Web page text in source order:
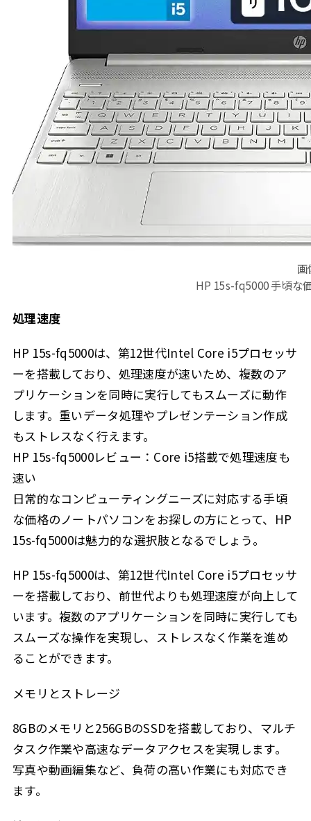
画
HP 15s-fq5000 手頃な
処理速度
HP 15s-fq5000は、第12世代Intel Core i5プロセッサ
ーを搭載しており、処理速度が速いため、複数のア
プリケーションを同時に実行してもスムーズに動作
します。重いデータ処理やプレゼンテーション作成
もストレスなく行えます。
HP 15s-fq5000レビュー：Core i5搭載で処理速度も
速い
日常的なコンピューティングニーズに対応する手頃
な価格のノートパソコンをお探しの方にとって、HP
15s-fq5000は魅力的な選択肢となるでしょう。
HP 15s-fq5000は、第12世代Intel Core i5プロセッサ
ーを搭載しており、前世代よりも処理速度が向上して
います。複数のアプリケーションを同時に実行しても
スムーズな操作を実現し、ストレスなく作業を進め
ることができます。
メモリとストレージ
8GBのメモリと256GBのSSDを搭載しており、マルチ
タスク作業や高速なデータアクセスを実現します。
写真や動画編集など、負荷の高い作業にも対応でき
ます。